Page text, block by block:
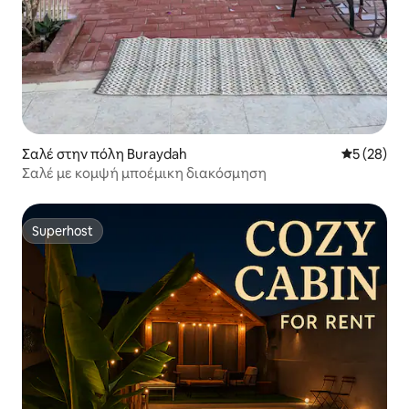
Σαλέ στην πόλη Buraydah Μέση
5 (28)
Σαλέ με κομψή μποέμικη διακόσμηση
Superhost
Superhost